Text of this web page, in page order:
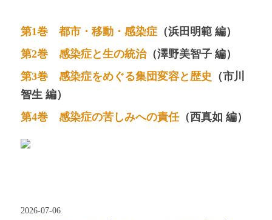
第1巻 都市・移動・感染症 （浜田明範 編）
第2巻 感染症と生の統治（澤野美智子 編）
第3巻 感染症をめぐる集団変容と歴史
（市川
智生 編）
第4巻 感染症の苦しみへの責任（西真如 編）
2026-07-06